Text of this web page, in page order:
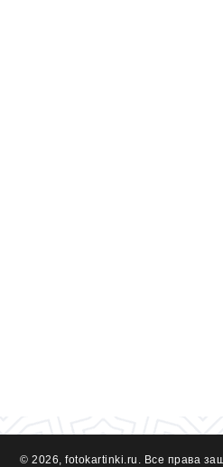
© 2026, fotokartinki.ru. Все права